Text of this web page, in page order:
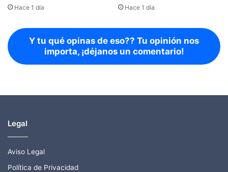
Hace 1 día Hace 1 día
Y tu qué opinas de eso?? Tu opinión nos
importa, ¡déjanos un comentario!
Legal
Aviso Legal
Política de Privacidad